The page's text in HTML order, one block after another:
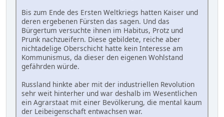
Bis zum Ende des Ersten Weltkriegs hatten Kaiser und
deren ergebenen Fürsten das sagen. Und das
Bürgertum versuchte ihnen im Habitus, Protz und
Prunk nachzueifern. Diese gebildete, reiche aber
nichtadelige Oberschicht hatte kein Interesse am
Kommunismus, da dieser den eigenen Wohlstand
gefährden würde.
Russland hinkte aber mit der industriellen Revolution
sehr weit hinterher und war deshalb im Wesentlichen
ein Agrarstaat mit einer Bevölkerung, die mental kaum
der Leibeigenschaft entwachsen war.